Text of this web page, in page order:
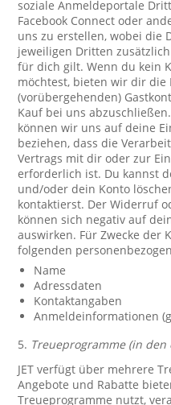
soziale Anmeldeportale
Facebook Connect oder
uns zu erstellen, wobei die
jeweiligen Dritten
für dich gilt. Wenn du kein
möchtest, bieten wir dir die
(vorübergehenden)
Kauf bei uns
können wir uns auf deine
beziehen, dass die
Vertrags mit dir oder zur
erforderlich ist. Du kannst
und/oder dein Konto
kontaktierst. Der Widerruf
können sich negativ auf
auswirken. Für Zwecke der
folgenden
Name
Adressdaten
Kontaktangaben
Anmeldeinformationen
5. Treueprogramme (in
JET verfügt über mehrere
Angebote und Rabatte
Treueprogramme nutzt,